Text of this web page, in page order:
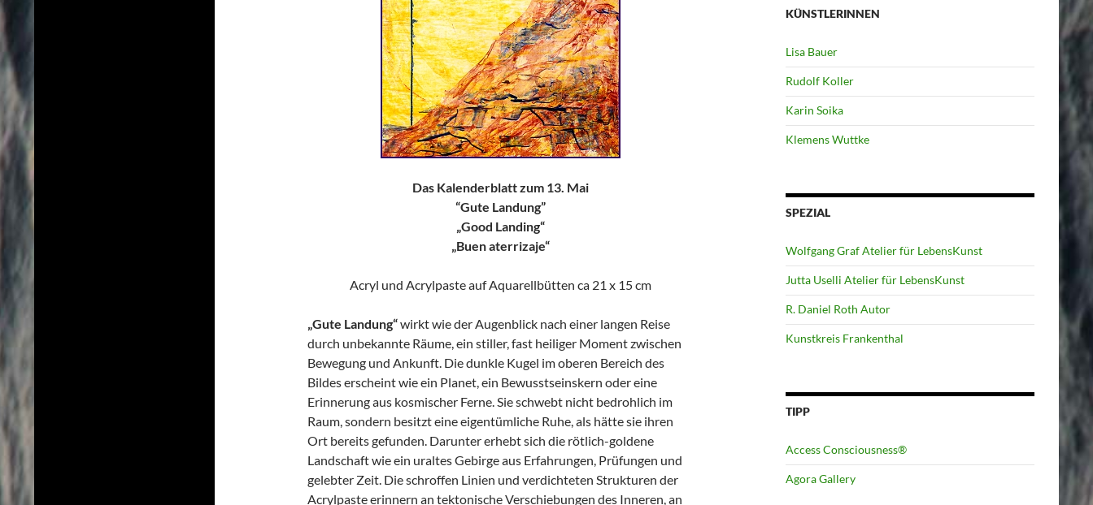
Das Kalenderblatt zum 13. Mai
“Gute Landung”
„Good Landing“
„Buen aterrizaje“
Acryl und Acrylpaste auf Aquarellbütten ca 21 x 15 cm
„Gute Landung“wirkt wie der Augenblick nach einer langen Reise
durch unbekannte Räume, ein stiller, fast heiliger Moment zwischen
Bewegung und Ankunft. Die dunkle Kugel im oberen Bereich des
Bildes erscheint wie ein Planet, ein Bewusstseinskern oder eine
Erinnerung aus kosmischer Ferne. Sie schwebt nicht bedrohlich im
Raum, sondern besitzt eine eigentümliche Ruhe, als hätte sie ihren
Ort bereits gefunden. Darunter erhebt sich die rötlich-goldene
Landschaft wie ein uraltes Gebirge aus Erfahrungen, Prüfungen und
gelebter Zeit. Die schroffen Linien und verdichteten Strukturen der
Acrylpaste erinnern an tektonische Verschiebungen des Inneren, an
KÜNSTLERINNEN
Lisa Bauer
Rudolf Koller
Karin Soika
Klemens Wuttke
SPEZIAL
Wolfgang Graf Atelier für LebensKunst
Jutta Uselli Atelier für LebensKunst
R. Daniel Roth Autor
Kunstkreis Frankenthal
TIPP
Access Consciousness®
Agora Gallery